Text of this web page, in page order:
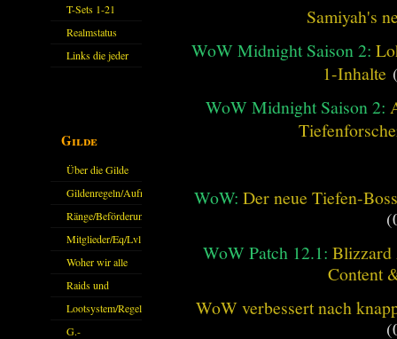
11.X
T-Sets 1-21
Realmstatus
Links die jeder
Gilde
Über die Gilde
(DAW)
Gildenregeln/Aufnahme
Ränge/Beförderungen
Mitglieder/Eq/Lvl
Woher wir alle
kommen.
Raids und
Zubehör
Lootsystem/Regeln
G.-
Samiyah's
WoW Midnight Saison 2:
1-Inhalte
WoW Midnight Saison 2:
WoW: Der neue Tiefen-
WoW Patch 12.1: Blizzard
Content
WoW verbessert nach